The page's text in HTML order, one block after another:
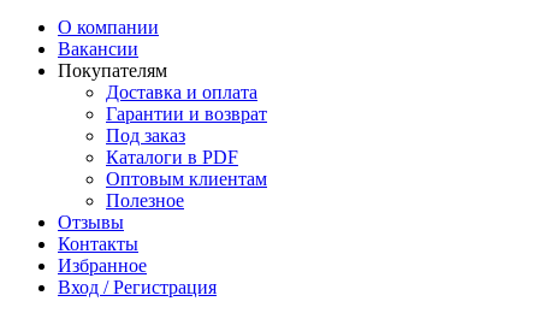
О компании
Вакансии
Покупателям
Доставка и оплата
Гарантии и возврат
Под заказ
Каталоги в PDF
Оптовым клиентам
Полезное
Отзывы
Контакты
Избранное
Вход / Регистрация